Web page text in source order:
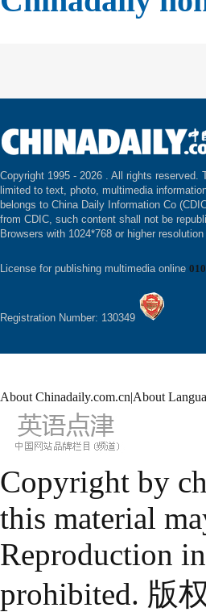
Copyright 1995 - 2026 . All rights reserved.
limited to text, photo, multimedia
belongs to China Daily Information Co
from CDIC, such content shall not be
Browsers with 1024*768 or higher
License for publishing multimedia online
Registration Number: 130349
About Chinadaily.com.cn|About
Copyright by
this material
Reproduction
prohibited. 版